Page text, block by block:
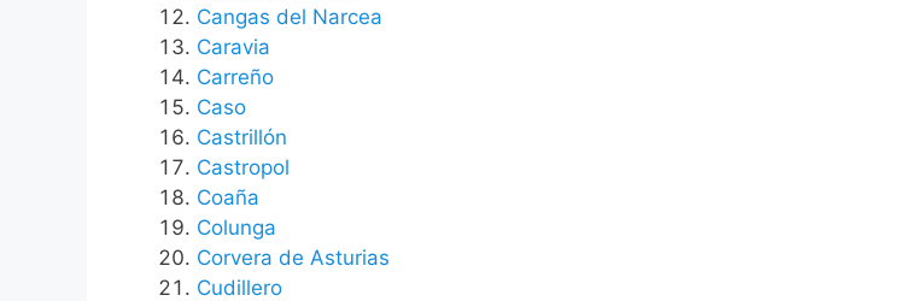
Cangas del Narcea
Caravia
Carreño
Caso
Castrillón
Castropol
Coaña
Colunga
Corvera de Asturias
Cudillero